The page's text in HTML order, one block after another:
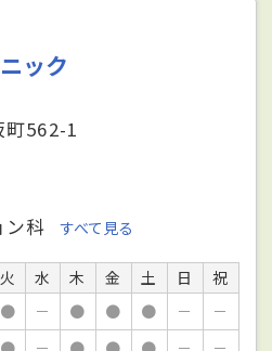
ック
562-1
ン科
すべて見る
火 水 木 金 土 日
祝
● － ● ● ● －
－